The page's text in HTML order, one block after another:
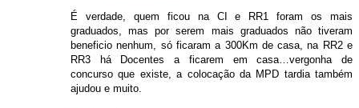
É verdade, quem ficou na CI e RR1 foram os mais
graduados, mas por serem mais graduados não tiveram
beneficio nenhum, só ficaram a 300Km de casa, na RR2 e
RR3 há Docentes a ficarem em casa…vergonha de
concurso que existe, a colocação da MPD tardia também
ajudou e muito.